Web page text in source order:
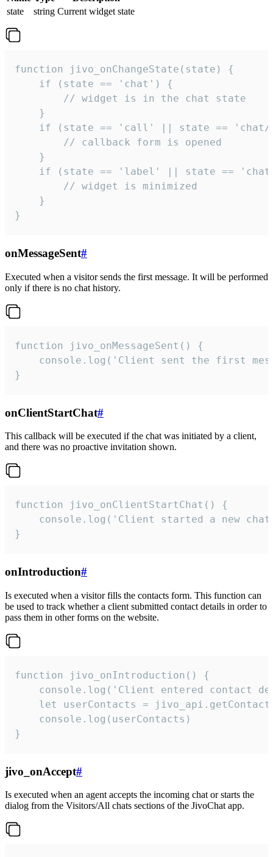
state
string Current widget state
function jivo_onChangeState(state) {
    if (state == 'chat') {
        // widget is in the chat state
    }
if (state == 'call' || state ==
        // callback form is opened
    }
if (state == 'label' || state ==
        // widget is minimized
    }
}
onMessageSent#
Executed when a visitor sends the first message. It will be performed
only if there is no chat history.
function jivo_onMessageSent() {
console.log('Client sent the first
}
onClientStartChat#
This callback will be executed if the chat was initiated by a client,
and there was no proactive invitation shown.
function jivo_onClientStartChat() {
console.log('Client started a new
}
onIntroduction#
Is executed when a visitor fills the contacts form. This function can
be used to track whether a client submitted contact details in order to
pass them in other forms on the website.
function jivo_onIntroduction() {
console.log('Client entered contact
let userContacts =
    console.log(userContacts)
}
jivo_onAccept#
Is executed when an agent accepts the incoming chat or starts the
dialog from the Visitors/All chats sections of the JivoChat app.